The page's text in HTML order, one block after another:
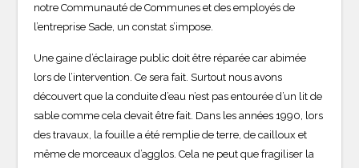
notre Communauté de Communes et des employés de
l’entreprise Sade, un constat s’impose.
Une gaine d’éclairage public doit être réparée car abimée
lors de l’intervention. Ce sera fait. Surtout nous avons
découvert que la conduite d’eau n’est pas entourée d’un lit de
sable comme cela devait être fait. Dans les années 1990, lors
des travaux, la fouille a été remplie de terre, de cailloux et
même de morceaux d’agglos. Cela ne peut que fragiliser la